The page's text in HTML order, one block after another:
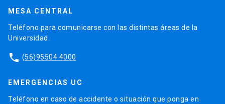
MESA CENTRAL
Teléfono para comunicarse con las distintas áreas de la
Universidad.
phone (56)95504 4000
EMERGENCIAS UC
Teléfono en caso de accidente o situación que ponga en